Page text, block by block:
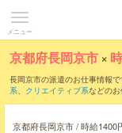
メニュー
京都府長岡京市 ×
長岡京市の派遣のお仕事情報で
系、 クリエイティブ系などのお
京都府長岡京市 / 時給1400